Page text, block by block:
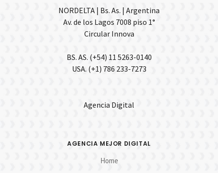
NORDELTA | Bs. As. | Argentina
Av. de los Lagos 7008 piso 1°
Circular Innova
BS. AS. (+54) 11 5263-0140
USA. (+1) 786 233-7273
Agencia Digital
AGENCIA MEJOR DIGITAL
Home